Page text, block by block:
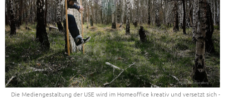
Die Mediengestaltung der USE wird im Homeoffice kreativ und versetzt sich -